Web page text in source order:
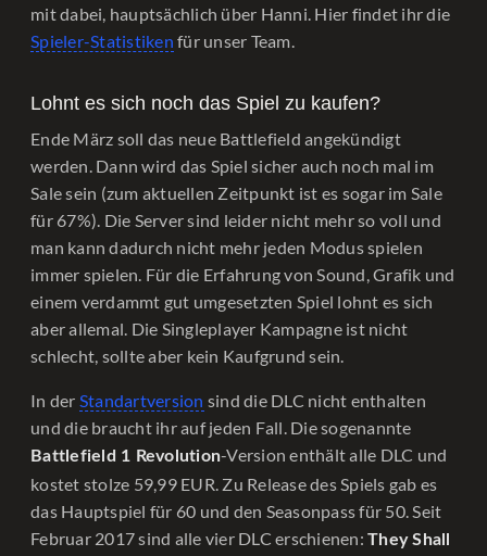
mit dabei, hauptsächlich über Hanni. Hier findet ihr die
Spieler-Statistiken für unser Team.
Lohnt es sich noch das Spiel zu kaufen?
Ende März soll das neue Battlefield angekündigt
werden. Dann wird das Spiel sicher auch noch mal im
Sale sein (zum aktuellen Zeitpunkt ist es sogar im Sale
für 67%). Die Server sind leider nicht mehr so voll und
man kann dadurch nicht mehr jeden Modus spielen
immer spielen. Für die Erfahrung von Sound, Grafik und
einem verdammt gut umgesetzten Spiel lohnt es sich
aber allemal. Die Singleplayer Kampagne ist nicht
schlecht, sollte aber kein Kaufgrund sein.
In der Standartversion sind die DLC nicht enthalten
und die braucht ihr auf jeden Fall. Die sogenannte
Battlefield 1 Revolution-Version enthält alle DLC und
kostet stolze 59,99 EUR. Zu Release des Spiels gab es
das Hauptspiel für 60 und den Seasonpass für 50. Seit
Februar 2017 sind alle vier DLC erschienen: They Shall